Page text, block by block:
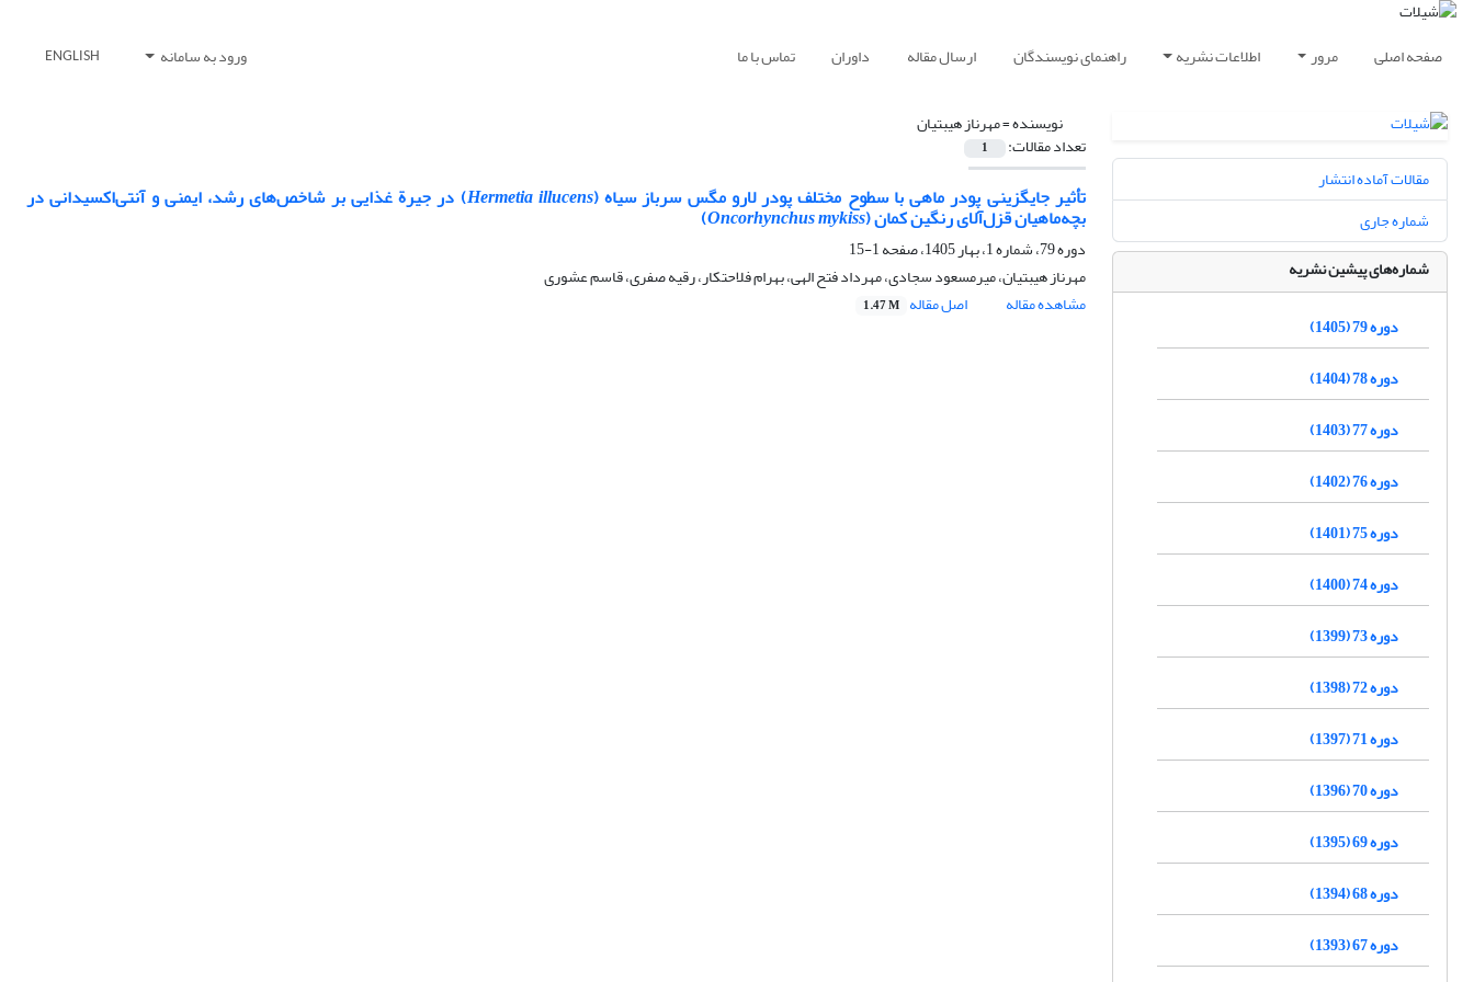
صفحه اصلی مرور اطلاعات نشریه راهنمای نویسندگان ارسال مقاله داوران تماس با ما ورود به سامانه ENGLISH
نویسنده =مهرناز هیبتیان
تعداد مقالات: 1
تأثیر جایگزینی پودر ماهی با سطوح مختلف پودر لارو مگس سرباز سیاه (Hermetia illucens) در جیرة غذایی بر شاخص‌های رشد، ایمنی و آنتی‌اکسیدانی در
بچه‌ماهیان قزل‌آلای رنگین ‏کمان (Oncorhynchus mykiss
)
دوره 79، شماره 1، بهار 1405، صفحه
1-15
مهرناز هیبتیان، میرمسعود سجادی، مهرداد فتح الهی، بهرام فلاحتکار، رقیه صفری، قاسم عشوری
مشاهده مقاله
اصل مقاله 1.47 M
مقالات آماده انتشار
شماره جاری
شماره‌های پیشین نشریه
دوره 79 (1405)
دوره 78 (1404)
دوره 77 (1403)
دوره 76 (1402)
دوره 75 (1401)
دوره 74 (1400)
دوره 73 (1399)
دوره 72 (1398)
دوره 71 (1397)
دوره 70 (1396)
دوره 69 (1395)
دوره 68 (1394)
دوره 67 (1393)